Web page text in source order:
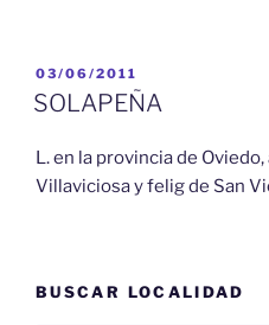
PUBLICADO
EL
03/06/2011
SOLAPEÑA
L. en la provincia de
Villaviciosa y felig de San
BUSCAR LOCALIDAD